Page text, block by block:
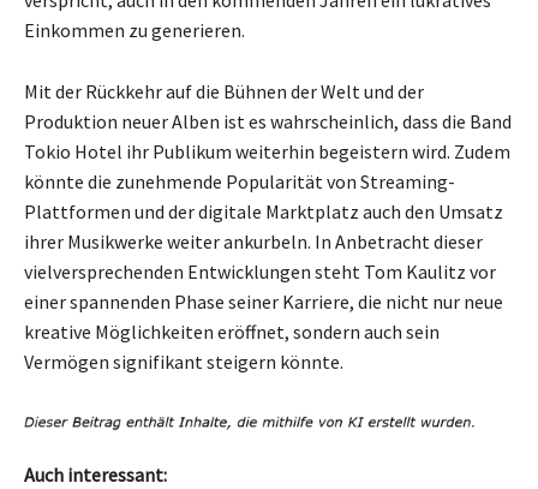
Einkommen zu generieren.
Mit der Rückkehr auf die Bühnen der Welt und der
Produktion neuer Alben ist es wahrscheinlich, dass die Band
Tokio Hotel ihr Publikum weiterhin begeistern wird. Zudem
könnte die zunehmende Popularität von Streaming-
Plattformen und der digitale Marktplatz auch den Umsatz
ihrer Musikwerke weiter ankurbeln. In Anbetracht dieser
vielversprechenden Entwicklungen steht Tom Kaulitz vor
einer spannenden Phase seiner Karriere, die nicht nur neue
kreative Möglichkeiten eröffnet, sondern auch sein
Vermögen signifikant steigern könnte.
Auch interessant: